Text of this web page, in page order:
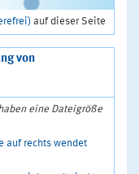
auf dieser Seite
von
eine Dateigröße
auf rechts wendet